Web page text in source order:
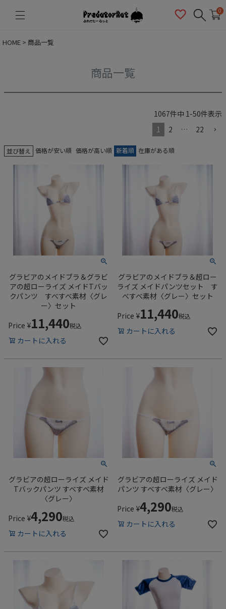
0
HOME 商品一覧
商品一覧
1067件中 1-50件表示
1
2 … 22
並び替え 価格が安い順 価格が高い順 新着順 在庫がある順
グラビアのメイドブラ＆グラビ
アの超ローライズ メイドTバッ
クパンツ すべすべ素材〈グレ
ー〉セット
Price ¥11,440税込
カートに入れる
グラビアのメイドブラ＆超ロー
ライズ メイドパンツセット す
べすべ素材〈グレー〉セット
Price ¥11,440税込
カートに入れる
グラビアの超ローライズ メイド
Tバックパンツ すべすべ素材
〈グレー〉
Price ¥4,290税込
カートに入れる
グラビアの超ローライズ メイド
パンツ すべすべ素材〈グレー〉
Price ¥4,290税込
カートに入れる